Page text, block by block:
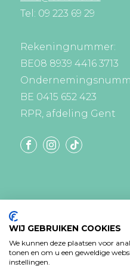
Tel: 09 223 69 29
Rekeningnummer:
BE08 8939 4416 3713
BE 0415 652 423
RPR, afdeling Gent
WIJ GEBRUIKEN COOKIES
We kunnen deze plaatsen voor
tonen en om u een geweldige
instellingen.